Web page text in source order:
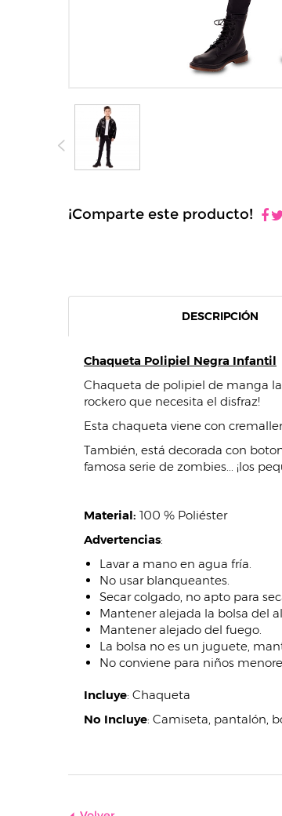
¡Comparte este producto!
DESCRIPCIÓN
Chaqueta Polipiel Negra Infantil
Chaqueta de polipiel de manga
rockero que necesita el disfraz!
Esta chaqueta viene con
También, está decorada con
famosa serie de zombies... ¡los
Material: 100 % Poliéster
Advertencias:
Lavar a mano en agua fría.
No usar blanqueantes.
Secar colgado, no apto para
Mantener alejada la bolsa del
Mantener alejado del fuego.
La bolsa no es un juguete,
No conviene para niños
Incluye: Chaqueta
No Incluye: Camiseta, pantalón,